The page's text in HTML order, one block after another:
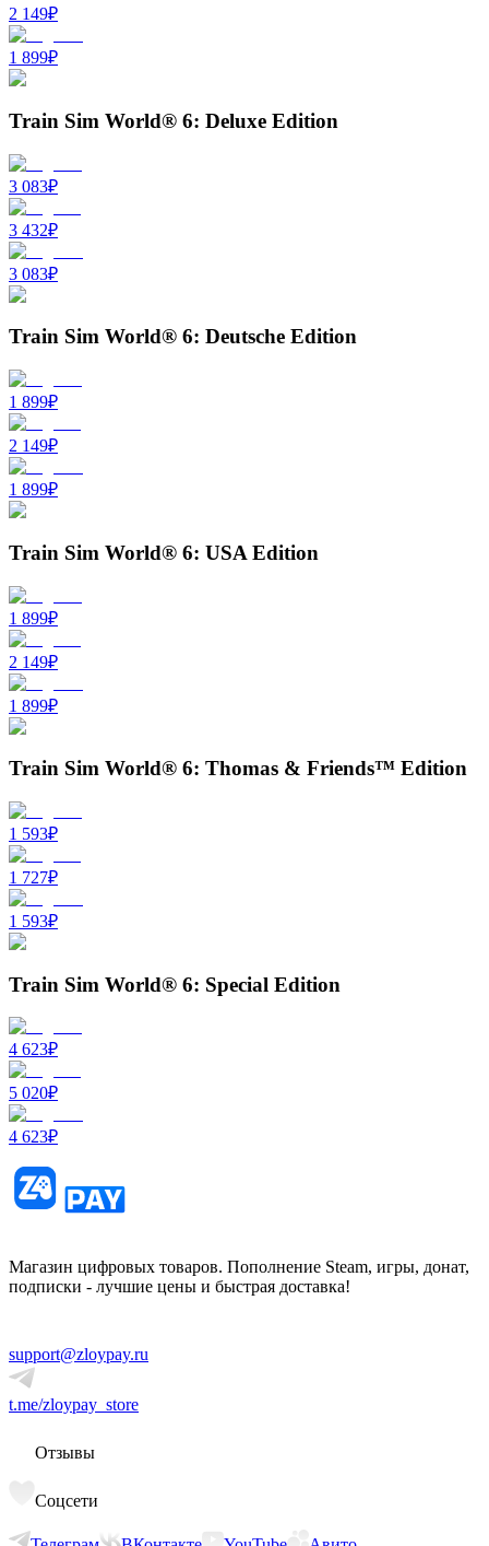
2 149₽
1 899₽
Train Sim World® 6: Deluxe Edition
3 083₽
3 432₽
3 083₽
Train Sim World® 6: Deutsche Edition
1 899₽
2 149₽
1 899₽
Train Sim World® 6: USA Edition
1 899₽
2 149₽
1 899₽
Train Sim World® 6: Thomas & Friends™ Edition
1 593₽
1 727₽
1 593₽
Train Sim World® 6: Special Edition
4 623₽
5 020₽
4 623₽
Магазин цифровых товаров. Пополнение Steam, игры, донат,
подписки - лучшие цены и быстрая доставка!
support@zloypay.ru
t.me/zloypay_store
Отзывы
Соцсети